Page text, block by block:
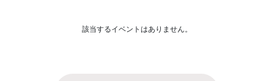
該当するイベントはありません。